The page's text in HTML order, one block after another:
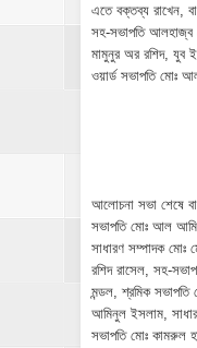
এতে বক্তব্য রাখেন,
সহ-সভাপতি আলহাজ্ব
মামুনুর অর রশিদ, যুব
ওয়ার্ড সভাপতি মোঃ
আলোচনা সভা শেষে
সভাপতি মোঃ আল
সাধারণ সম্পাদক মোঃ
রশিদ রাসেল, সহ-
মন্ডল, শ্রমিক সভাপতি
আমিনুল ইসলাম,
সভাপতি মোঃ কামরুল